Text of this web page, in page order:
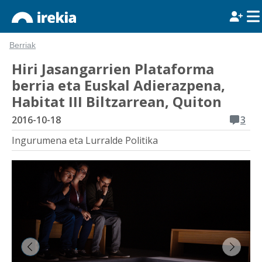
Berriak
Hiri Jasangarrien Plataforma
berria eta Euskal Adierazpena,
Habitat III Biltzarrean, Quiton
2016-10-18
3
Ingurumena eta Lurralde Politika